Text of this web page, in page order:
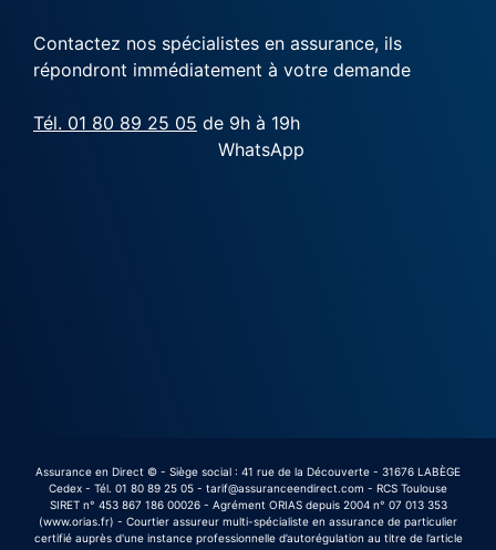
Contactez nos spécialistes en assurance, ils
répondront immédiatement à votre demande
Tél. 01 80 89 25 05 de 9h à 19h
WhatsApp
Assurance en Direct © - Siège social : 41 rue de la Découverte - 31676 LABÈGE
Cedex - Tél. 01 80 89 25 05 - tarif@assuranceendirect.com - RCS Toulouse
SIRET n° 453 867 186 00026 - Agrément ORIAS depuis 2004 n° 07 013 353
(www.orias.fr) - Courtier assureur multi-spécialiste en assurance de particulier
certifié auprès d'une instance professionnelle d’autorégulation au titre de l’article